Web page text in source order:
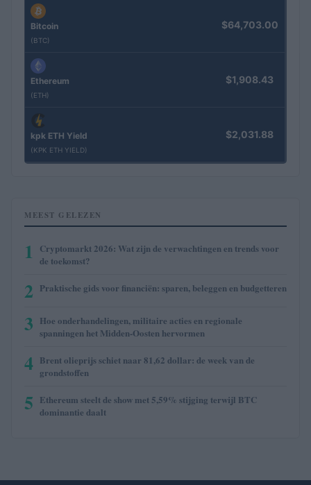
Bitcoin
(BTC)
$64,703.00
Ethereum
(ETH)
$1,908.43
kpk ETH Yield
(KPK ETH YIELD)
$2,031.88
MEEST GELEZEN
1
Cryptomarkt 2026: Wat zijn de verwachtingen en trends voor
de toekomst?
2 Praktische gids voor financiën: sparen, beleggen en budgetteren
3 Hoe onderhandelingen, militaire acties en regionale
spanningen het Midden-Oosten hervormen
4 Brent olieprijs schiet naar 81,62 dollar: de week van de
grondstoffen
5 Ethereum steelt de show met 5,59% stijging terwijl BTC
dominantie daalt